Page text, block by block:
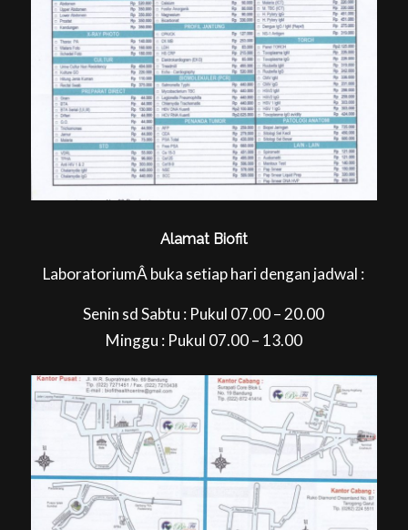
Alamat Biofit
LaboratoriumÂ buka setiap hari dengan jadwal :
Senin sd Sabtu : Pukul 07.00 – 20.00
Minggu : Pukul 07.00 – 13.00